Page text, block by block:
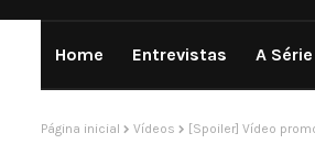
Home Entrevistas A Série
Página inicial Vídeos [Spoiler] Vídeo